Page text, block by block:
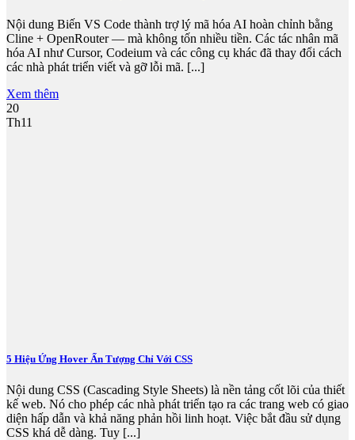
Nội dung Biến VS Code thành trợ lý mã hóa AI hoàn chỉnh bằng
Cline + OpenRouter — mà không tốn nhiều tiền. Các tác nhân mã
hóa AI như Cursor, Codeium và các công cụ khác đã thay đổi cách
các nhà phát triển viết và gỡ lỗi mã. [...]
Xem thêm
20
Th11
5 Hiệu Ứng Hover Ấn Tượng Chỉ Với CSS
Nội dung CSS (Cascading Style Sheets) là nền tảng cốt lõi của thiết
kế web. Nó cho phép các nhà phát triển tạo ra các trang web có giao
diện hấp dẫn và khả năng phản hồi linh hoạt. Việc bắt đầu sử dụng
CSS khá dễ dàng. Tuy [...]